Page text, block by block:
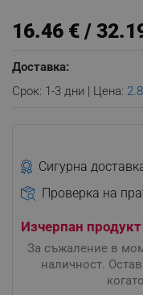
16.46 € /
Доставка:
Срок: 1-3 дни | Цена:
Сигурна
Проверка на
Изчерпан продукт
За съжаление в
наличност.